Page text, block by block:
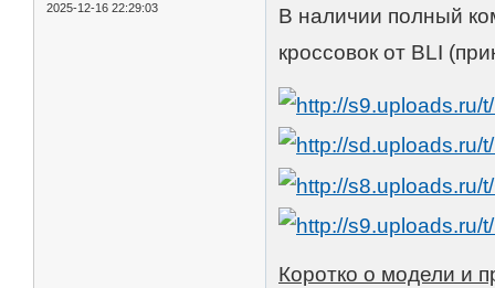
2025-12-16 22:29:03
В наличии полный
кроссовок от BLI
Коротко о модели и